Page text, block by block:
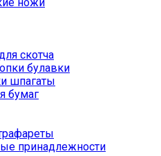
ножи
скотча
булавки
шпагаты
бумаг
принадлежности